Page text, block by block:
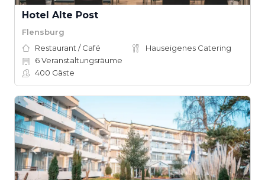
Hotel Alte Post
Flensburg
Restaurant / Café
Hauseigenes Catering
6Veranstaltungsräume
400 Gäste